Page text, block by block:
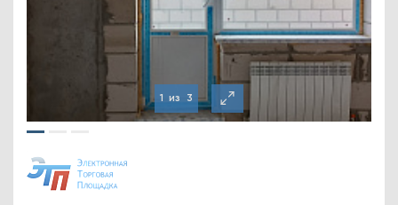
1 из 3